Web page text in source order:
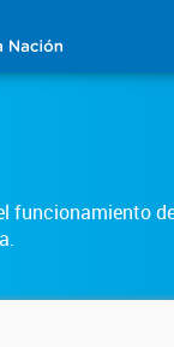
funcionamiento